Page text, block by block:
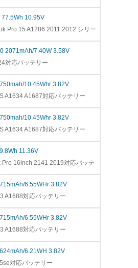
10.95V
Pro 15 A1286 2011 2012 シリー
2071mAh/7.40W 3.58V
対応バッテリー
10.45Whr 3.82V
A1634 A1687対応バッテリー
10.45Whr 3.82V
A1634 A1687対応バッテリー
11.36V
Pro 16inch 2141 2019対応バッテ
6.55WHr 3.82V
A1688対応バッテリー
6.55WHr 3.82V
A1688対応バッテリー
6.21WH 3.82V
対応バッテリー